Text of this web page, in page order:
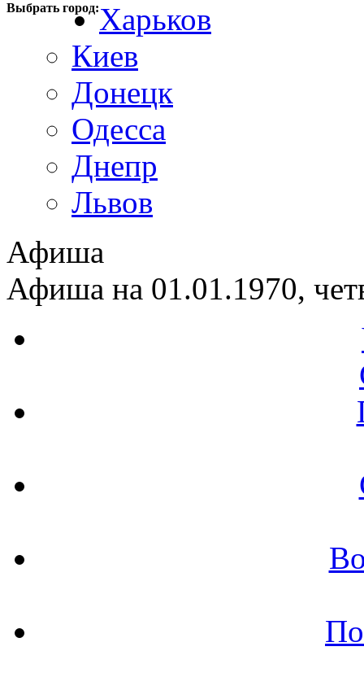
Выбрать город:Харьков
Киев
Донецк
Одесса
Днепр
Львов
Афиша
Афиша на 01.01.1970,